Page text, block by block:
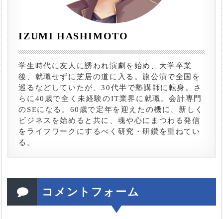
IZUMI HASHIMOTO
学生時代に友人に誘われ演劇を始め、大学卒業
後、就職せずに芝居の道に入る。旅公演で全国を
巡るなどしていたが、30代半で塾講師に転身。さ
らに40歳で全く未経験のIT業界に就職。会計専門
のSEになる。60歳で定年を迎えたの機に、新しく
ビジネスを始めると共に、魂や心にまつわる発信
をライフワークにするべく研究・研鑽を重ねてい
る。
コメントフォーム